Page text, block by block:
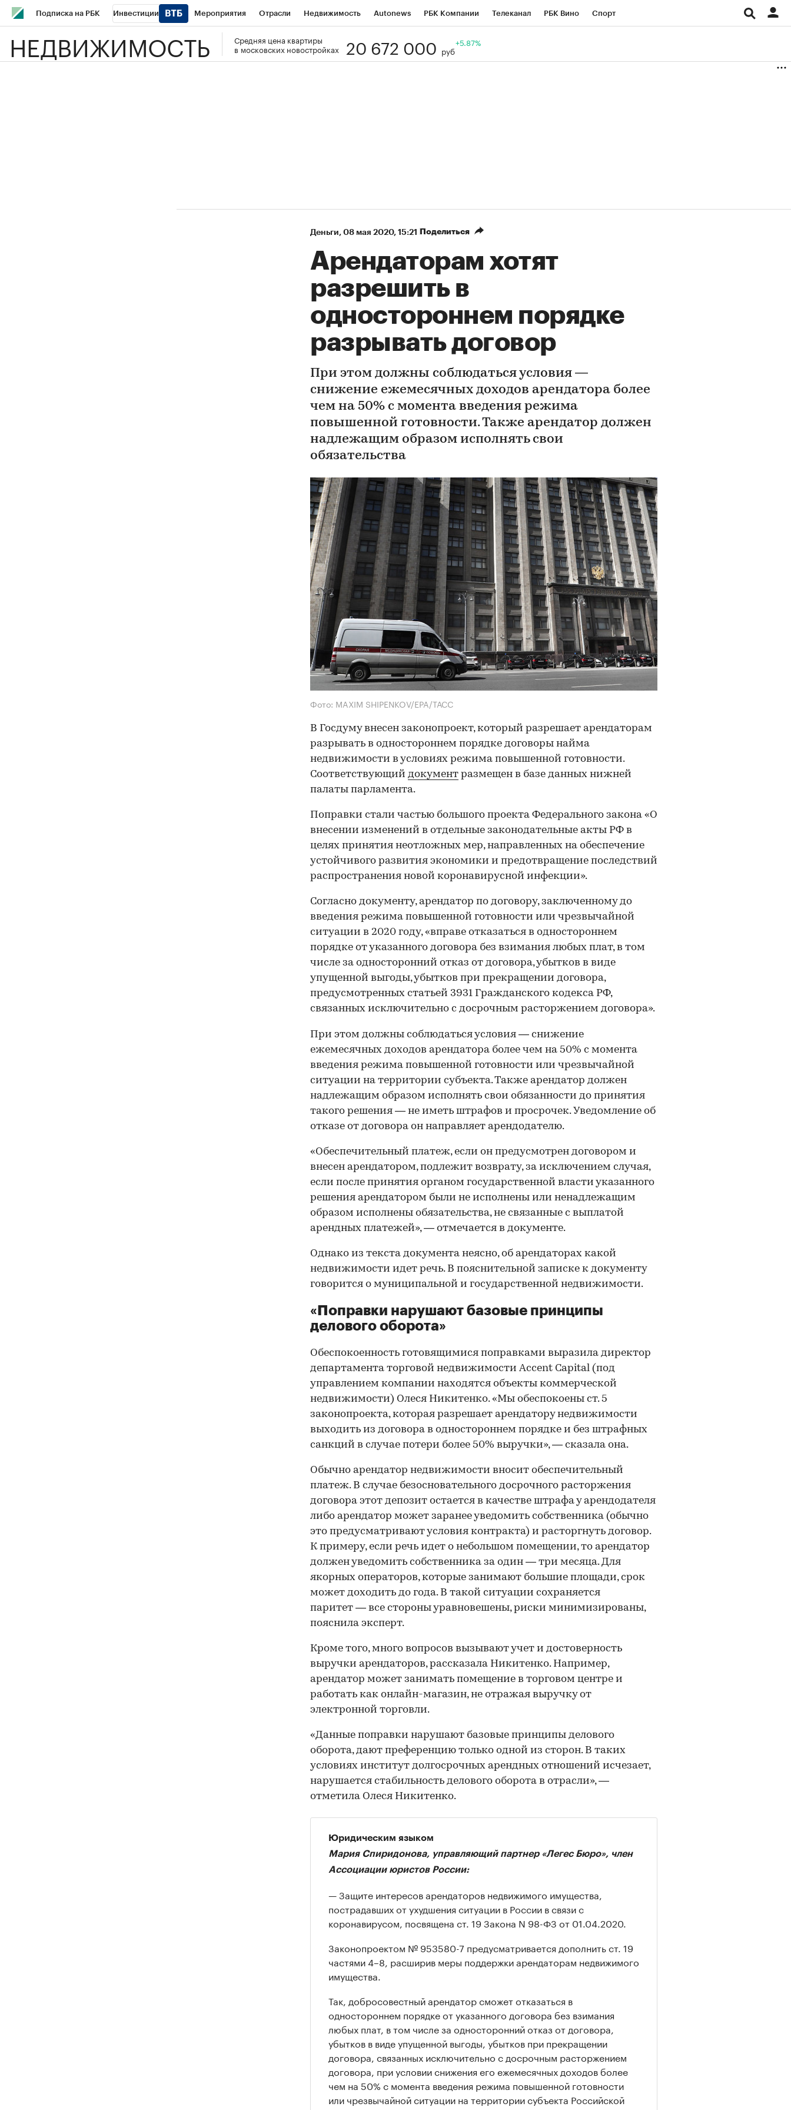
Подписка на РБК Инвестиции Мероприятия Отрасли Недвижимость Autonews РБК Компании Телеканал РБК Вино Спорт
Школа управления РБК РБК Образование РБК Курсы РБК Life Тренды Национальные проекты
НЕДВИЖИМОСТЬ
Средняя цена квартиры
в московских новостройках
20 672 000 руб
+5.87%
Деньги⁠, 08 мая 2020, 15:21 Поделиться
Арендаторам хотят
разрешить в
одностороннем порядке
разрывать договор
При этом должны соблюдаться условия —
снижение ежемесячных доходов арендатора более
чем на 50% с момента введения режима
повышенной готовности. Также арендатор должен
надлежащим образом исполнять свои
обязательства
Фото: MAXIM SHIPENKOV/EPA/ТАСС
В Госдуму внесен законопроект, который разрешает арендаторам
разрывать в одностороннем порядке договоры найма
недвижимости в условиях режима повышенной готовности.
Соответствующий документ размещен в базе данных нижней
палаты парламента.
Поправки стали частью большого проекта Федерального закона «О
внесении изменений в отдельные законодательные акты РФ в
целях принятия неотложных мер, направленных на обеспечение
устойчивого развития экономики и предотвращение последствий
распространения новой коронавирусной инфекции».
Согласно документу, арендатор по договору, заключенному до
введения режима повышенной готовности или чрезвычайной
ситуации в 2020 году, «вправе отказаться в одностороннем
порядке от указанного договора без взимания любых плат, в том
числе за односторонний отказ от договора, убытков в виде
упущенной выгоды, убытков при прекращении договора,
предусмотренных статьей 3931 Гражданского кодекса РФ,
связанных исключительно с досрочным расторжением договора».
При этом должны соблюдаться условия — снижение
ежемесячных доходов арендатора более чем на 50% с момента
введения режима повышенной готовности или чрезвычайной
ситуации на территории субъекта. Также арендатор должен
надлежащим образом исполнять свои обязанности до принятия
такого решения — не иметь штрафов и просрочек. Уведомление об
отказе от договора он направляет арендодателю.
«Обеспечительный платеж, если он предусмотрен договором и
внесен арендатором, подлежит возврату, за исключением случая,
если после принятия органом государственной власти указанного
решения арендатором были не исполнены или ненадлежащим
образом исполнены обязательства, не связанные с выплатой
арендных платежей», — отмечается в документе.
Однако из текста документа неясно, об арендаторах какой
недвижимости идет речь. В пояснительной записке к документу
говорится о муниципальной и государственной недвижимости.
«Поправки нарушают базовые принципы
делового оборота»
Обеспокоенность готовящимися поправками выразила директор
департамента торговой недвижимости Accent Capital (под
управлением компании находятся объекты коммерческой
недвижимости) Олеся Никитенко. «Мы обеспокоены ст. 5
законопроекта, которая разрешает арендатору недвижимости
выходить из договора в одностороннем порядке и без штрафных
санкций в случае потери более 50% выручки», — сказала она.
Обычно арендатор недвижимости вносит обеспечительный
платеж. В случае безосновательного досрочного расторжения
договора этот депозит остается в качестве штрафа у арендодателя
либо арендатор может заранее уведомить собственника (обычно
это предусматривают условия контракта) и расторгнуть договор.
К примеру, если речь идет о небольшом помещении, то арендатор
должен уведомить собственника за один — три месяца. Для
якорных операторов, которые занимают большие площади, срок
может доходить до года. В такой ситуации сохраняется
паритет — все стороны уравновешены, риски минимизированы,
пояснила эксперт.
Кроме того, много вопросов вызывают учет и достоверность
выручки арендаторов, рассказала Никитенко. Например,
арендатор может занимать помещение в торговом центре и
работать как онлайн-магазин, не отражая выручку от
электронной торговли.
«Данные поправки нарушают базовые принципы делового
оборота, дают преференцию только одной из сторон. В таких
условиях институт долгосрочных арендных отношений исчезает,
нарушается стабильность делового оборота в отрасли», —
отметила Олеся Никитенко.
Юридическим языком
Мария Спиридонова, управляющий партнер «Легес Бюро», член
Ассоциации юристов России:
— Защите интересов арендаторов недвижимого имущества,
пострадавших от ухудшения ситуации в России в связи с
коронавирусом, посвящена ст. 19 Закона N 98-ФЗ от 01.04.2020.
Законопроектом № 953580-7 предусматривается дополнить ст. 19
частями 4–8, расширив меры поддержки арендаторам недвижимого
имущества.
Так, добросовестный арендатор сможет отказаться в
одностороннем порядке от указанного договора без взимания
любых плат, в том числе за односторонний отказ от договора,
убытков в виде упущенной выгоды, убытков при прекращении
договора, связанных исключительно с досрочным расторжением
договора, при условии снижения его ежемесячных доходов более
чем на 50% с момента введения режима повышенной готовности
или чрезвычайной ситуации на территории субъекта Российской